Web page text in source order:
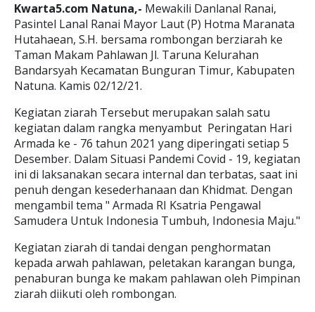
Kwarta5.com Natuna,- Mewakili Danlanal Ranai,
Pasintel Lanal Ranai Mayor Laut (P) Hotma Maranata
Hutahaean, S.H. bersama rombongan berziarah ke
Taman Makam Pahlawan Jl. Taruna Kelurahan
Bandarsyah Kecamatan Bunguran Timur, Kabupaten
Natuna. Kamis 02/12/21.
Kegiatan ziarah Tersebut merupakan salah satu
kegiatan dalam rangka menyambut Peringatan Hari
Armada ke - 76 tahun 2021 yang diperingati setiap 5
Desember. Dalam Situasi Pandemi Covid - 19, kegiatan
ini di laksanakan secara internal dan terbatas, saat ini
penuh dengan kesederhanaan dan Khidmat. Dengan
mengambil tema " Armada RI Ksatria Pengawal
Samudera Untuk Indonesia Tumbuh, Indonesia Maju."
Kegiatan ziarah di tandai dengan penghormatan
kepada arwah pahlawan, peletakan karangan bunga,
penaburan bunga ke makam pahlawan oleh Pimpinan
ziarah diikuti oleh rombongan.